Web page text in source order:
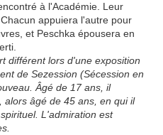
à l'Académie. Leur
appuiera l'autre pour
et Peschka épousera en
différent lors d'une exposition
de Sezession (Sécession en
Âgé de 17 ans, il
alors âgé de 45 ans, en qui il
L'admiration est